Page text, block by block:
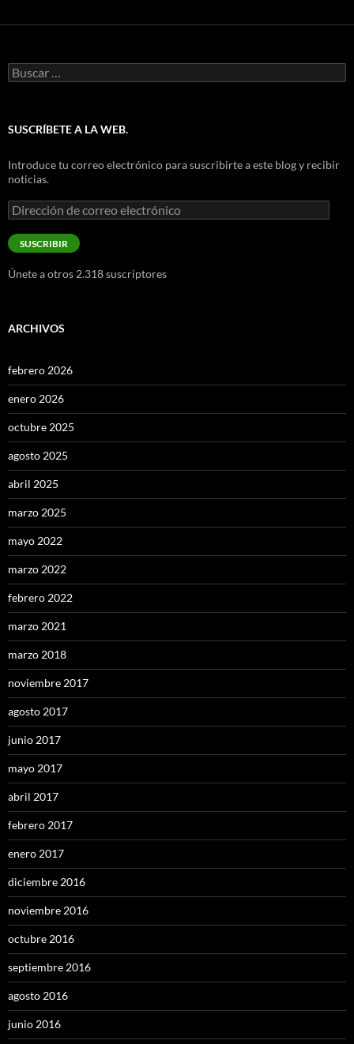
Buscar:
SUSCRÍBETE A LA WEB.
Introduce tu correo electrónico para suscribirte a este blog y recibir
noticias.
Dirección
de
correo
electrónico
SUSCRIBIR
Únete a otros 2.318 suscriptores
ARCHIVOS
febrero 2026
enero 2026
octubre 2025
agosto 2025
abril 2025
marzo 2025
mayo 2022
marzo 2022
febrero 2022
marzo 2021
marzo 2018
noviembre 2017
agosto 2017
junio 2017
mayo 2017
abril 2017
febrero 2017
enero 2017
diciembre 2016
noviembre 2016
octubre 2016
septiembre 2016
agosto 2016
junio 2016